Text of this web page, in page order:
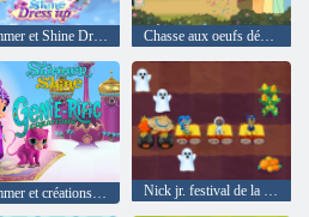
Shimmer et Shine Dress up Chasse aux oeufs désastreux
Shimmer et créations génie-rific brillantes Nick jr. festival de la ferme d'halloween